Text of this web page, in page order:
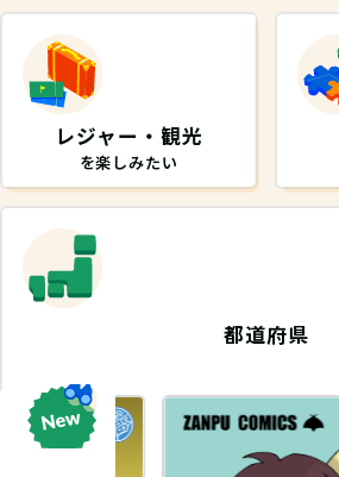
レジャー・観光
を楽しみたい
都道府県